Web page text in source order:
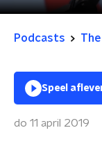
Podcasts
Speel
do 11 april 2019